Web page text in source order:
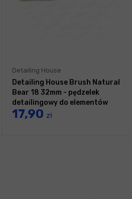
Detailing House
Detailing House Brush Natural
Bear 18 32mm - pędzelek
detailingowy do elementów
zewnętrznych
17,90 zł